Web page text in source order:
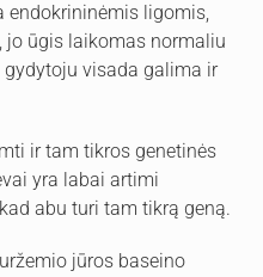
endokrininėmis ligomis,
jo ūgis laikomas normaliu
visada galima ir
ir tam tikros genetinės
yra labai artimi
abu turi tam tikrą geną.
jūros baseino